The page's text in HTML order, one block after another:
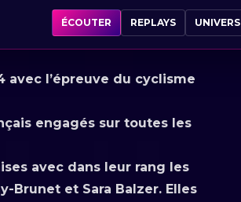
ÉCOUTER REPLAYS UNIVERS
l’épreuve du cyclisme
engagés sur toutes les
avec dans leur rang les
Brunet et Sara Balzer. Elles